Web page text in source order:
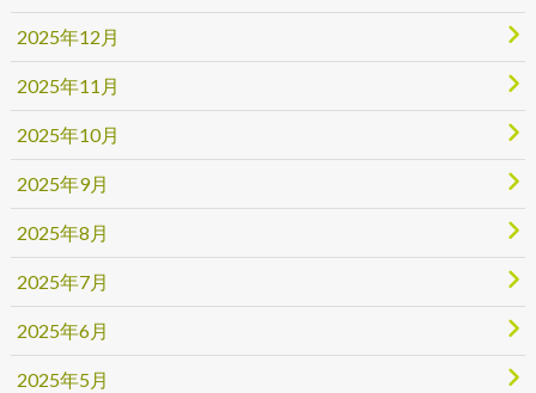
2025年12月
2025年11月
2025年10月
2025年9月
2025年8月
2025年7月
2025年6月
2025年5月